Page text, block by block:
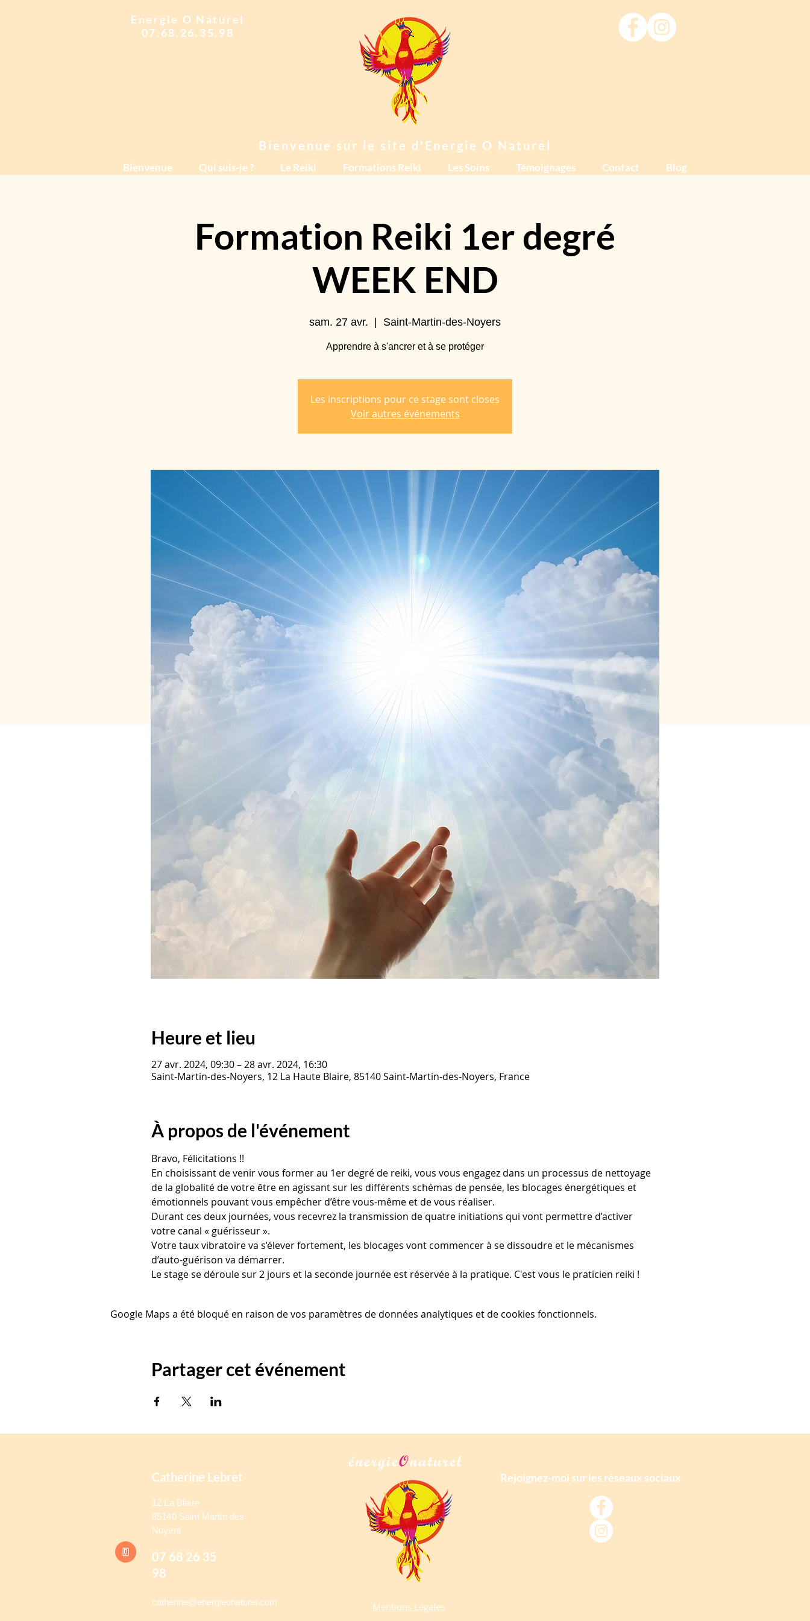
Energie O Naturel
07.68.26.35.98
Bienvenue sur le site d'Energie O Naturel
Bienvenue Qui suis-je ? Le Reiki Formations Reiki Les Soins Témoignages Contact Blog
Formation Reiki 1er degré
WEEK END
sam. 27 avr. Saint-Martin-des-Noyers
Apprendre à s'ancrer et à se protéger
Les inscriptions pour ce stage sont closes
Voir autres événements
Heure et lieu
27 avr. 2024, 09:30 – 28 avr. 2024, 16:30
Saint-Martin-des-Noyers, 12 La Haute Blaire, 85140 Saint-Martin-des-Noyers, France
À propos de l'événement
Bravo, Félicitations !!
En choisissant de venir vous former au 1er degré de reiki, vous vous engagez dans un processus de nettoyage
de la globalité de votre être en agissant sur les différents schémas de pensée, les blocages énergétiques et
émotionnels pouvant vous empêcher d’être vous-même et de vous réaliser.
Durant ces deux journées, vous recevrez la transmission de quatre initiations qui vont permettre d’activer
votre canal « guérisseur ».
Votre taux vibratoire va s’élever fortement, les blocages vont commencer à se dissoudre et le mécanismes
d’auto-guérison va démarrer.
Le stage se déroule sur 2 jours et la seconde journée est réservée à la pratique. C'est vous le praticien reiki !
Google Maps a été bloqué en raison de vos paramètres de données analytiques et de cookies fonctionnels.
Partager cet événement
Catherine Lebret
12 La Blaire
85140 Saint Martin des
Noyers
07 68 26 35
98
catherine@energieonaturel.com Mentions Légales
Rejoignez-moi sur les réseaux sociaux